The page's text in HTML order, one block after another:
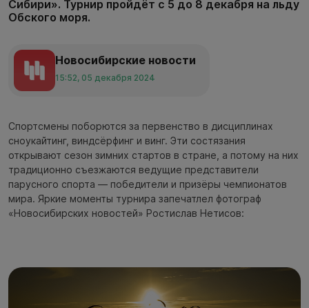
Сибири». Турнир пройдёт с 5 до 8 декабря на льду
Обского моря.
Новосибирские новости
15:52, 05 декабря 2024
Спортсмены поборются за первенство в дисциплинах
сноукайтинг, виндсёрфинг и винг. Эти состязания
открывают сезон зимних стартов в стране, а потому на них
традиционно съезжаются ведущие представители
парусного спорта — победители и призёры чемпионатов
мира. Яркие моменты турнира запечатлел фотограф
«Новосибирских новостей» Ростислав Нетисов: